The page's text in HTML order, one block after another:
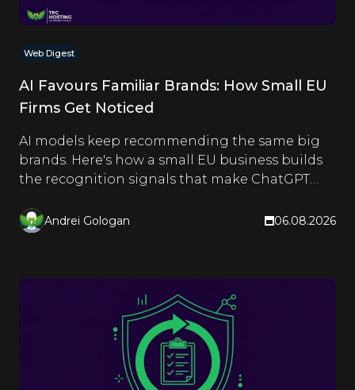
Web Digest
AI Favours Familiar Brands: How Small EU
Firms Get Noticed
AI models keep recommending the same big
brands. Here's how a small EU business builds
the recognition signals that make ChatGPT
Andrei Gologan 06.08.2026